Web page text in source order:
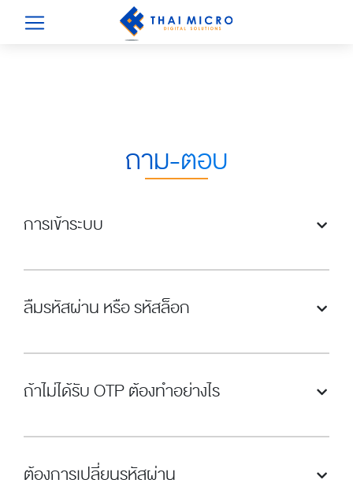
ถาม-ตอบ
การเข้าระบบ
ลืมรหัสผ่าน หรือ รหัสล็อก
ถ้าไม่ได้รับ OTP ต้องทำอย่างไร
ต้องการเปลี่ยนรหัสผ่าน